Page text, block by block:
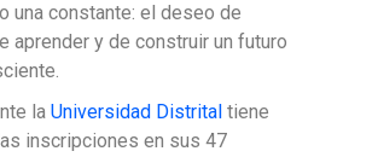
una constante: el deseo de
aprender y de construir un futuro
la Universidad Distrital tiene
inscripciones en sus 47